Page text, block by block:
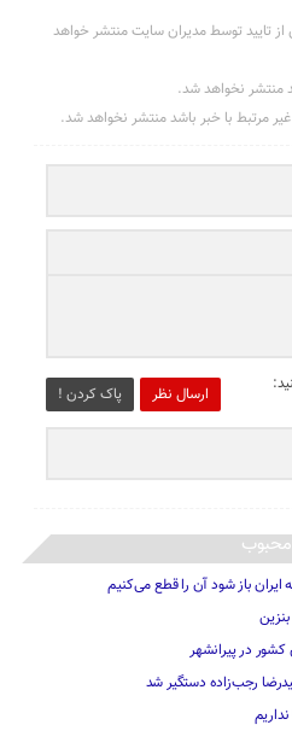
تایید توسط مدیران سایت منتشر خواهد
منتشر نخواهد شد.
مرتبط با خبر باشد منتشر نخواهد شد.
ارسال نظر پاک کردن !
محبوب
ایران باز شود آن را قطع می‌کنیم
در پیرانشهر
رجب‌زاده دستگیر شد